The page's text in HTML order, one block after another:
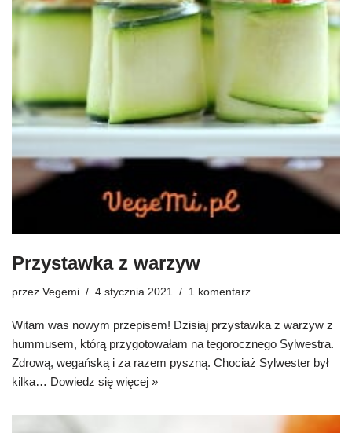
Przystawka z warzyw
przez Vegemi 4 stycznia 2021 1 komentarz
Witam was nowym przepisem! Dzisiaj przystawka z warzyw z
hummusem, którą przygotowałam na tegorocznego Sylwestra.
Zdrową, wegańską i za razem pyszną. Chociaż Sylwester był
kilka… Dowiedz się więcej »